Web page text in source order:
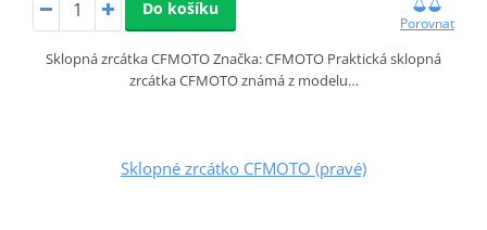
Do košíku
Porovnat
Sklopná zrcátka CFMOTO Značka: CFMOTO Praktická sklopná
zrcátka CFMOTO známá z modelu…
Sklopné zrcátko CFMOTO (pravé)